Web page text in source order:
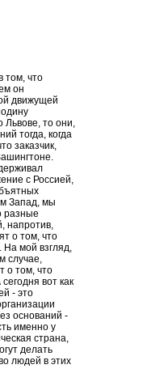
том, что
он
движущей
то они,
тогда, когда
заказчик,
с Россией,
Запад, мы
разные
напротив,
о том, что
мой взгляд,
случае,
о том, что
вот как
- это
оснований -
именно у
страна,
делать
людей в этих